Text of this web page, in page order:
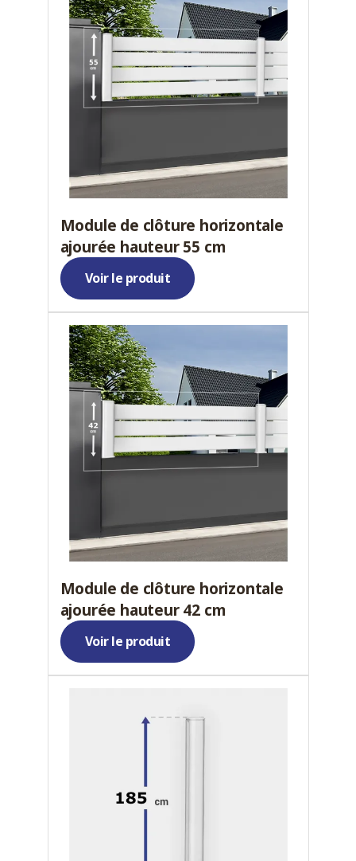
Module de clôture horizontale
ajourée hauteur 55 cm
Voir le produit
Module de clôture horizontale
ajourée hauteur 42 cm
Voir le produit